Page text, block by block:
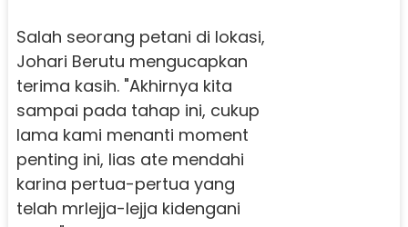
Salah seorang petani di lokasi,
Johari Berutu mengucapkan
terima kasih. "Akhirnya kita
sampai pada tahap ini, cukup
lama kami menanti moment
penting ini, lias ate mendahi
karina pertua-pertua yang
telah mrlejja-lejja kidengani